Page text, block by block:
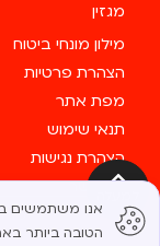
הטובה ביותר
מגזין
מילון מונחי ביטוח
הצהרת פרטיות
מפת אתר
תנאי שימוש
הצהרת נגישות
צרו קשר
כל